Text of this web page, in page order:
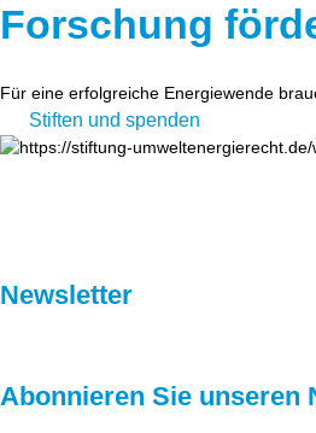
Forschung
Für eine erfolgreiche Energiewende
Stiften und spenden
Newsletter
Abonnieren Sie unseren